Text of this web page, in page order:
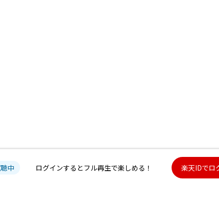
中 ログインするとフル再生で楽しめる！ 楽天IDでロ